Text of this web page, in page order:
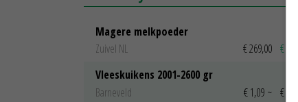
Magere melkpoeder
Zuivel NL
€ 269,00 € 7,00
Vleeskuikens 2001-2600 gr
Barneveld
€ 1,09 ~ € 1,11